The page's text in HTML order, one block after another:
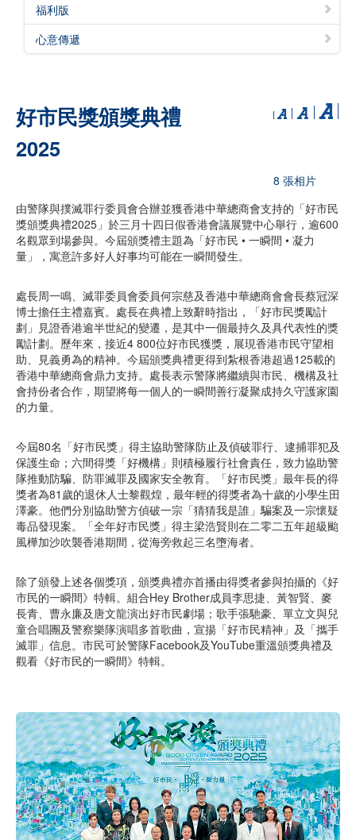
福利版
心意傳遞
好市民獎頒獎典禮
2025
8 張相片
由警隊與撲滅罪行委員會合辦並獲香港中華總商會支持的「好市民
獎頒獎典禮2025」於三月十四日假香港會議展覽中心舉行，逾600
名觀眾到場參與。今屆頒獎禮主題為「好市民 • 一瞬間 • 凝力
量」，寓意許多好人好事均可能在一瞬間發生。
處長周一鳴、滅罪委員會委員何宗慈及香港中華總商會會長蔡冠深
博士擔任主禮嘉賓。處長在典禮上致辭時指出，「好市民獎勵計
劃」見證香港逾半世紀的變遷，是其中一個最持久及具代表性的獎
勵計劃。歷年來，接近4 800位好市民獲獎，展現香港市民守望相
助、見義勇為的精神。今屆頒獎典禮更得到紮根香港超過125載的
香港中華總商會鼎力支持。處長表示警隊將繼續與市民、機構及社
會持份者合作，期望將每一個人的一瞬間善行凝聚成持久守護家園
的力量。
今屆80名「好市民獎」得主協助警隊防止及偵破罪行、逮捕罪犯及
保護生命；六間得獎「好機構」則積極履行社會責任，致力協助警
隊推動防騙、防罪滅罪及國家安全教育。「好市民獎」最年長的得
獎者為81歲的退休人士黎觀煌，最年輕的得獎者為十歲的小學生田
澤豪。他們分別協助警方偵破一宗「猜猜我是誰」騙案及一宗懷疑
毒品發現案。「全年好市民獎」得主梁浩賢則在二零二五年超級颱
風樺加沙吹襲香港期間，從海旁救起三名墮海者。
除了頒發上述各個獎項，頒獎典禮亦首播由得獎者參與拍攝的《好
市民的一瞬間》特輯。組合Hey Brother成員李思捷、 黃智賢 、麥
長青、曹永廉及唐文龍演出好市民劇場；歌手張馳豪、單立文與兒
童合唱團及警察樂隊演唱多首歌曲，宣揚「好市民精神」及「攜手
滅罪」信息。市民可於警隊Facebook及YouTube重溫頒獎典禮及
觀看《好市民的一瞬間》特輯。